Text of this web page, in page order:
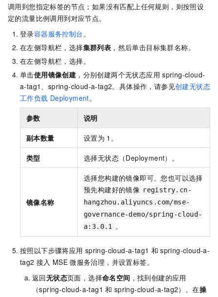
调用到您指定标签的节点；如果没有匹配上任何规则，则按照设
定的流量比例调用到对应节点。
登录容器服务控制台 。
在左侧导航栏，选择集群列表 ，然后单击目标集群名称。
在左侧导航栏，选择。
单击使用镜像创建 ，分别创建两个无状态应用 spring-cloud-
a-tag1、spring-cloud-a-tag2。具体操作，请参见创建无状态
工作负载 Deployment。
参数 说明
副本数量 设置为 1。
类型 选择无状态（Deployment）。
镜像名称
选择您构建的镜像即可。您也可以选择
预先构建好的镜像 registry.cn-
hangzhou.aliyuncs.com/mse-
governance-demo/spring-cloud-
a:3.0.1
。
按照以下步骤将应用 spring-cloud-a-tag1 和 spring-cloud-a-
tag2 接入 MSE 微服务治理，并设置标签。
返回无状态页面，选择命名空间 ，找到创建的应用
（spring-cloud-a-tag1 和 spring-cloud-a-tag2）。在操